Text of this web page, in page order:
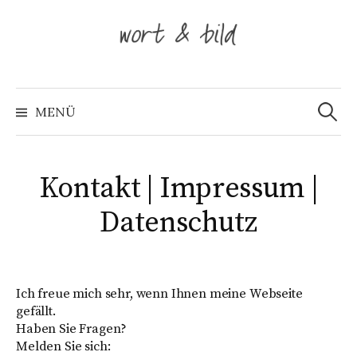
MENÜ
Suche
nach:
Kontakt | Impressum |
Datenschutz
Ich freue mich sehr, wenn Ihnen meine Webseite
gefällt.
Haben Sie Fragen?
Melden Sie sich: